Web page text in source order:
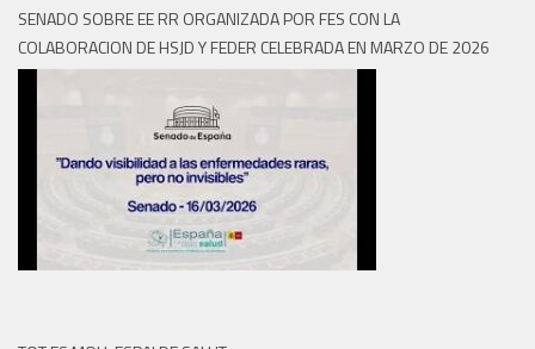
SENADO SOBRE EE RR ORGANIZADA POR FES CON LA
COLABORACION DE HSJD Y FEDER CELEBRADA EN MARZO DE 2026